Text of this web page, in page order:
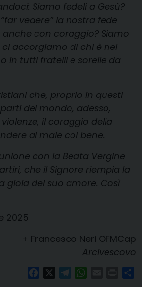
Siamo fedeli a Gesù?
vedere” la nostra fede
con coraggio? Siamo
accorgiamo di chi è nel
in tutti fratelli e sorelle da
che, proprio in questi
del mondo, adesso,
il coraggio della
al male col bene.
con la Beata Vergine
che il Signore riempia la
gioia del suo amore. Così
2025
+ Francesco Neri OFMCap
Arcivescovo
FacebookTelegramWhatsAppPrint